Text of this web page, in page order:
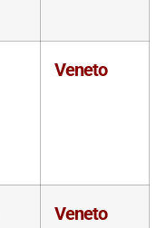
Veneto
Veneto